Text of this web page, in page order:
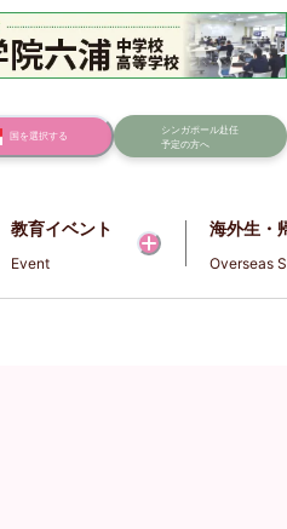
国を選択する
シンガポール赴任
予定の方へ
教育イベント
Event
海外生・
Overseas